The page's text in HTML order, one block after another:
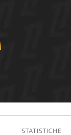
STATISTICHE